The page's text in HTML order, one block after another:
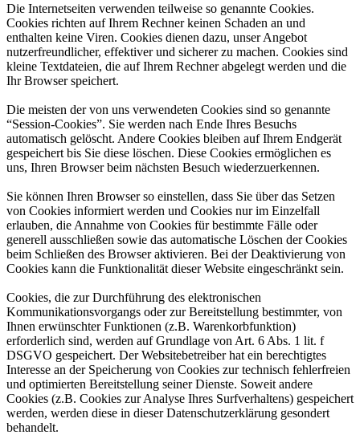
Die Internetseiten verwenden teilweise so genannte Cookies.
Cookies richten auf Ihrem Rechner keinen Schaden an und
enthalten keine Viren. Cookies dienen dazu, unser Angebot
nutzerfreundlicher, effektiver und sicherer zu machen. Cookies sind
kleine Textdateien, die auf Ihrem Rechner abgelegt werden und die
Ihr Browser speichert.
Die meisten der von uns verwendeten Cookies sind so genannte
“Session-Cookies”. Sie werden nach Ende Ihres Besuchs
automatisch gelöscht. Andere Cookies bleiben auf Ihrem Endgerät
gespeichert bis Sie diese löschen. Diese Cookies ermöglichen es
uns, Ihren Browser beim nächsten Besuch wiederzuerkennen.
Sie können Ihren Browser so einstellen, dass Sie über das Setzen
von Cookies informiert werden und Cookies nur im Einzelfall
erlauben, die Annahme von Cookies für bestimmte Fälle oder
generell ausschließen sowie das automatische Löschen der Cookies
beim Schließen des Browser aktivieren. Bei der Deaktivierung von
Cookies kann die Funktionalität dieser Website eingeschränkt sein.
Cookies, die zur Durchführung des elektronischen
Kommunikationsvorgangs oder zur Bereitstellung bestimmter, von
Ihnen erwünschter Funktionen (z.B. Warenkorbfunktion)
erforderlich sind, werden auf Grundlage von Art. 6 Abs. 1 lit. f
DSGVO gespeichert. Der Websitebetreiber hat ein berechtigtes
Interesse an der Speicherung von Cookies zur technisch fehlerfreien
und optimierten Bereitstellung seiner Dienste. Soweit andere
Cookies (z.B. Cookies zur Analyse Ihres Surfverhaltens) gespeichert
werden, werden diese in dieser Datenschutzerklärung gesondert
behandelt.